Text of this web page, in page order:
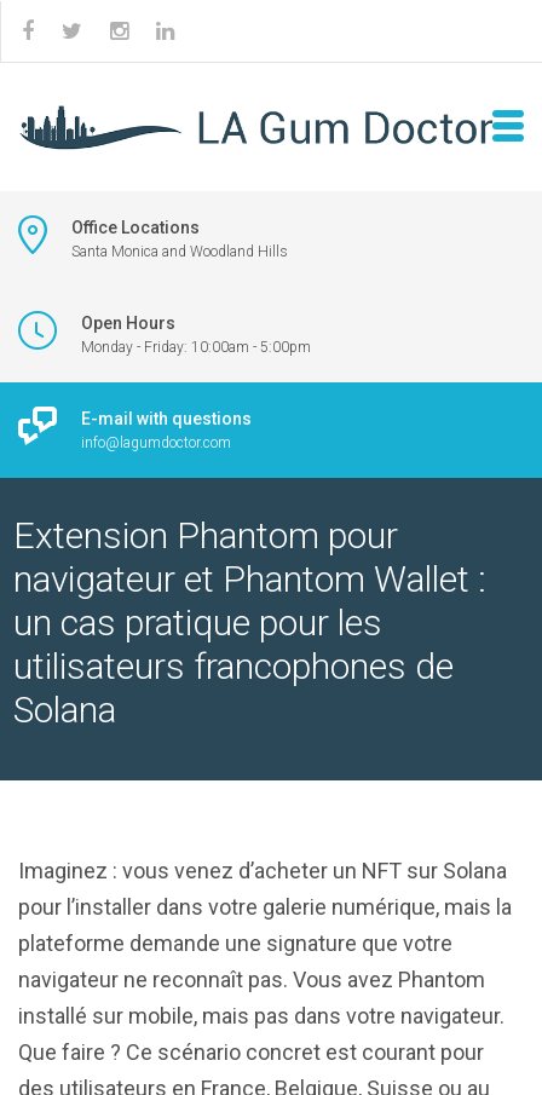
Office Locations
Santa Monica and Woodland Hills
Open Hours
Monday - Friday: 10:00am - 5:00pm
E-mail with questions
info@lagumdoctor.com
Extension Phantom pour
navigateur et Phantom Wallet :
un cas pratique pour les
utilisateurs francophones de
Solana
Imaginez : vous venez d’acheter un NFT sur Solana
pour l’installer dans votre galerie numérique, mais la
plateforme demande une signature que votre
navigateur ne reconnaît pas. Vous avez Phantom
installé sur mobile, mais pas dans votre navigateur.
Que faire ? Ce scénario concret est courant pour
des utilisateurs en France, Belgique, Suisse ou au